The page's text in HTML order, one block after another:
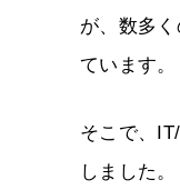
が、数多
ています。
そこで、
しました。